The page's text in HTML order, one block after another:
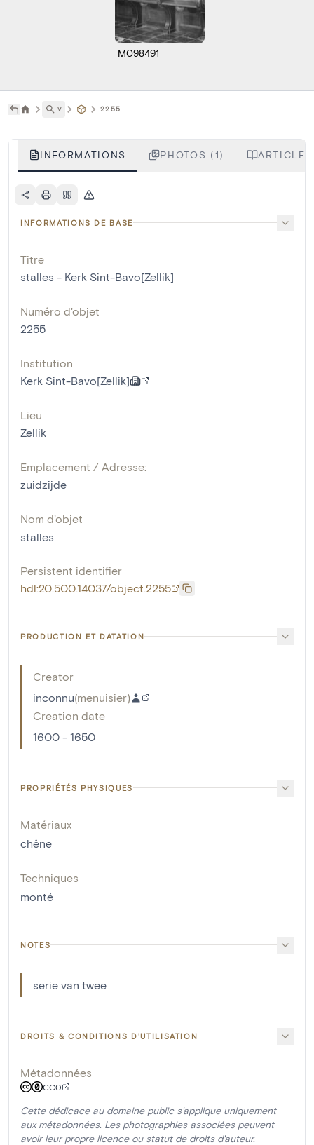
M098491
˅ 2255
INFORMATIONS PHOTOS (1)
INFORMATIONS DE BASE
Titre
stalles - Kerk Sint-Bavo[Zellik]
Numéro d'objet
2255
Institution
Kerk Sint-Bavo[Zellik]
Lieu
Zellik
Emplacement / Adresse:
zuidzijde
Nom d'objet
stalles
Persistent identifier
hdl:20.500.14037/object.2255
PRODUCTION ET DATATION
Creator
inconnu(menuisier)
Creation date
1600 - 1650
PROPRIÉTÉS PHYSIQUES
Matériaux
chêne
Techniques
monté
NOTES
serie van twee
DROITS & CONDITIONS D'UTILISATION
Métadonnées
CC0
Cette dédicace au domaine public s'applique uniquement
aux métadonnées. Les photographies associées peuvent
avoir leur propre licence ou statut de droits d'auteur.